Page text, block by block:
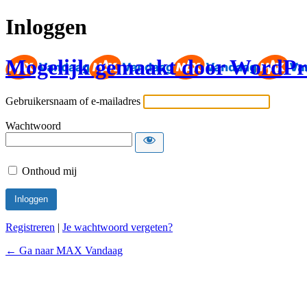
Inloggen
Mogelijk gemaakt door
Gebruikersnaam of e-mailadres
Wachtwoord
Onthoud mij
Registreren | Je wachtwoord vergeten?
← Ga naar MAX Vandaag